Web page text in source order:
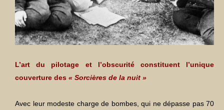
L’art du pilotage et l’obscurité constituent l’unique
couverture des « Sorcières de la nuit »
Avec leur modeste charge de bombes, qui ne dépasse pas 70